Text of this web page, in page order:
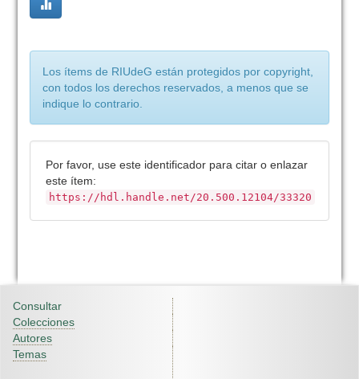
Los ítems de RIUdeG están protegidos por copyright,
con todos los derechos reservados, a menos que se
indique lo contrario.
Por favor, use este identificador para citar o enlazar
este ítem:
https://hdl.handle.net/20.500.12104/33320
Consultar
Colecciones
Autores
Temas